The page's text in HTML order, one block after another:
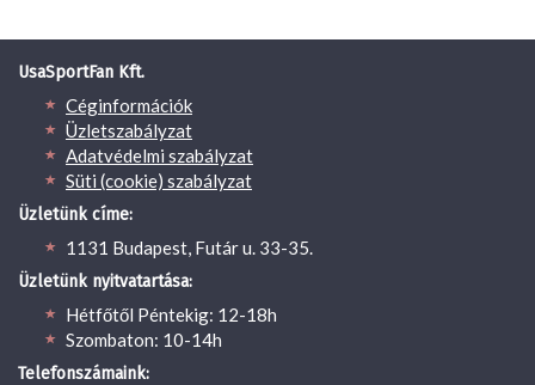
UsaSportFan Kft.
Céginformációk
Üzletszabályzat
Adatvédelmi szabályzat
Süti (cookie) szabályzat
Üzletünk címe:
1131 Budapest, Futár u. 33-35.
Üzletünk nyitvatartása:
Hétfőtől Péntekig: 12-18h
Szombaton: 10-14h
Telefonszámaink: